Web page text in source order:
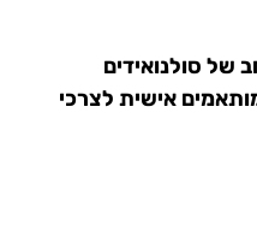
של סולנואידים
אישית לצרכי